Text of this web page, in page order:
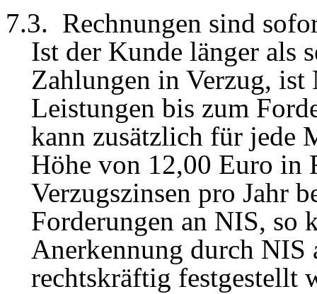
7.3. Rechnungen sind
Ist der Kunde länger als
Zahlungen in Verzug,
Leistungen bis zum
kann zusätzlich für jede
Höhe von 12,00 Euro in
Verzugszinsen pro Jahr
Forderungen an NIS, so
Anerkennung durch NIS
rechtskräftig festgestellt